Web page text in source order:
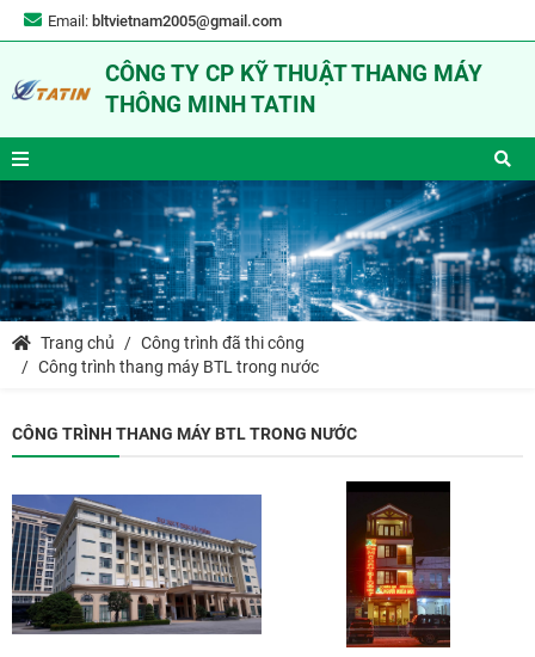
Email: bltvietnam2005@gmail.com
CÔNG TY CP KỸ THUẬT THANG MÁY
THÔNG MINH TATIN
Trang chủ
Công trình đã thi công
Công trình thang máy BTL trong nước
CÔNG TRÌNH THANG MÁY BTL TRONG NƯỚC